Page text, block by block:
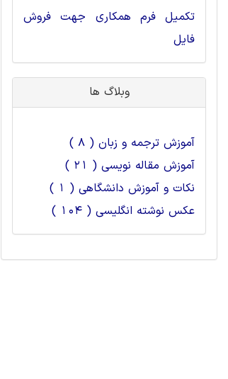
تکمیل فرم همکاری جهت فروش
فایل
وبلاگ ها
آموزش ترجمه و زبان ( 8 )
آموزش مقاله نویسی ( 21 )
نکات و آموزش دانشگاهی ( 1 )
عکس نوشته انگلیسی ( 104 )